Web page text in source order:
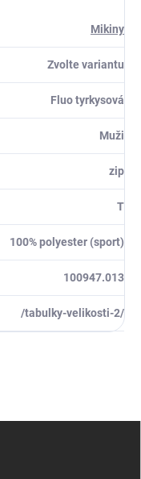
Mikiny
Zvolte variantu
Fluo tyrkysová
Muži
zip
T
100% polyester (sport)
100947.013
/tabulky-velikosti-2/